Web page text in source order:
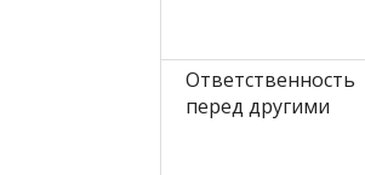
Ответственность
перед другими